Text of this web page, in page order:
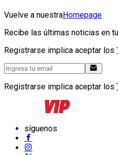
Vuelve a nuestraHomepage
Recibe las últimas noticias en
Registrarse implica aceptar los
Registrarse implica aceptar los
síguenos